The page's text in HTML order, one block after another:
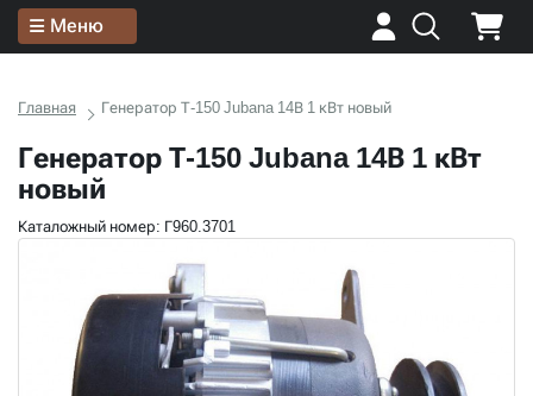
Меню
Главная Генератор Т-150 Jubana 14В 1 кВт новый
Генератор Т-150 Jubana 14В 1 кВт
новый
Каталожный номер: Г960.3701